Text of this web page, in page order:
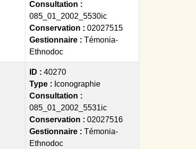
Consultation :
085_01_2002_5530ic
Conservation : 02027515
Gestionnaire : Témonia-
Ethnodoc
ID : 40270
Type : Iconographie
Consultation :
085_01_2002_5531ic
Conservation : 02027516
Gestionnaire : Témonia-
Ethnodoc